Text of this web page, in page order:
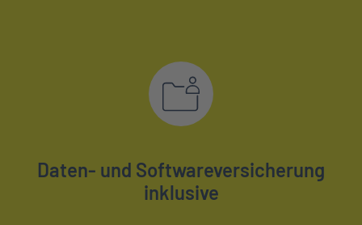
Daten- und Softwareversicherung
inklusive